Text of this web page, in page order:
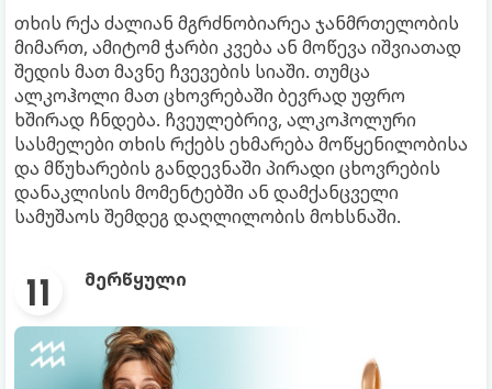
თხის რქა ძალიან მგრძნობიარეა ჯანმრთელობის
მიმართ, ამიტომ ჭარბი კვება ან მოწევა იშვიათად
შედის მათ მავნე ჩვევების სიაში. თუმცა
ალკოჰოლი მათ ცხოვრებაში ბევრად უფრო
ხშირად ჩნდება. ჩვეულებრივ, ალკოჰოლური
სასმელები თხის რქებს ეხმარება მოწყენილობისა
და მწუხარების განდევნაში პირადი ცხოვრების
დანაკლისის მომენტებში ან დამქანცველი
სამუშაოს შემდეგ დაღლილობის მოხსნაში.
მერწყული